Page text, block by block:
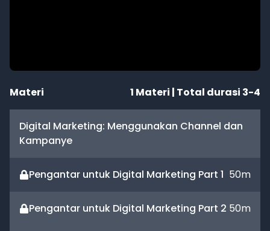
Materi 1 Materi | Total durasi 3-4
Digital Marketing: Menggunakan Channel dan
Kampanye
Pengantar untuk Digital Marketing Part 1 50m
Pengantar untuk Digital Marketing Part 2 50m